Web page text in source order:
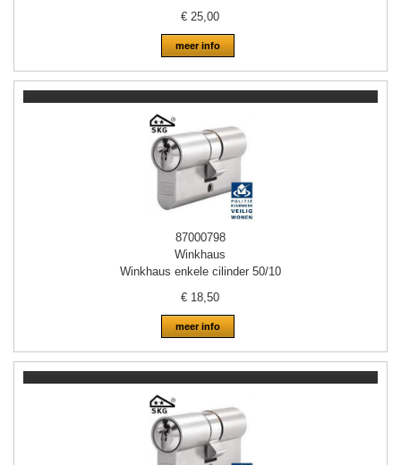
€25,00
meer info
87000798
Winkhaus
Winkhaus enkele cilinder 50/10
€ 18,50
meer info